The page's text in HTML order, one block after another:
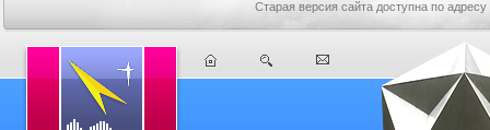
Старая версия сайта доступна по адресу